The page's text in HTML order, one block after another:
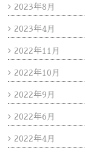
2023年8月
2023年4月
2022年11月
2022年10月
2022年9月
2022年6月
2022年4月